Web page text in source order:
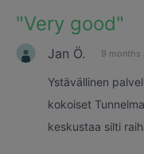
"Very good"
Jan Ö. 9 months
Ystävällinen
kokoiset
keskustaa silti